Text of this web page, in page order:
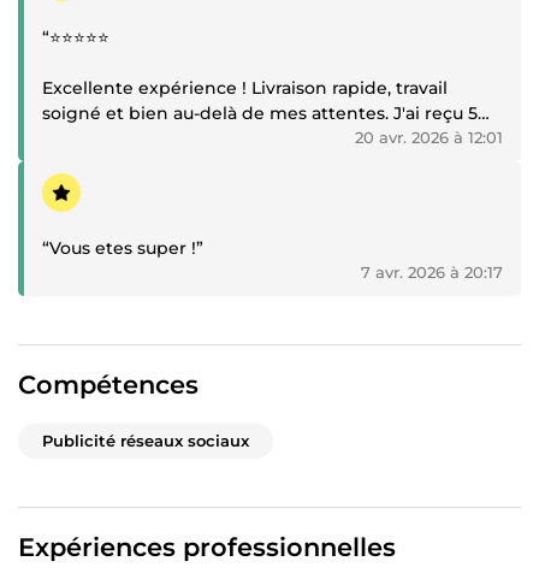
“⭐⭐⭐⭐⭐
Excellente expérience ! Livraison rapide, travail
soigné et bien au-delà de mes attentes. J'ai reçu 5
hooks différents ce qui me permet de tester
très professionnel.
En bonus, des conseils audio très utiles pour éviter
les erreurs courantes sur Facebook Ads. On sent que
certainement pour de futures collaborations. Merci !”
20 avr. 2026 à 12:01
Témoignage positif
“Vous etes super !”
7 avr. 2026 à 20:17
Compétences
Publicité réseaux sociaux
Expériences professionnelles